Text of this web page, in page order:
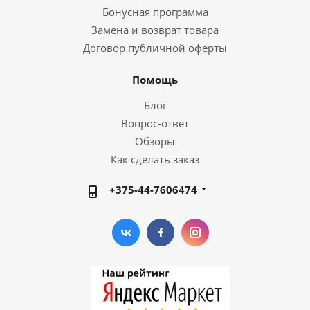
Бонусная программа
Замена и возврат товара
Договор публичной оферты
Помощь
Блог
Вопрос-ответ
Обзоры
Как сделать заказ
+375-44-7606474